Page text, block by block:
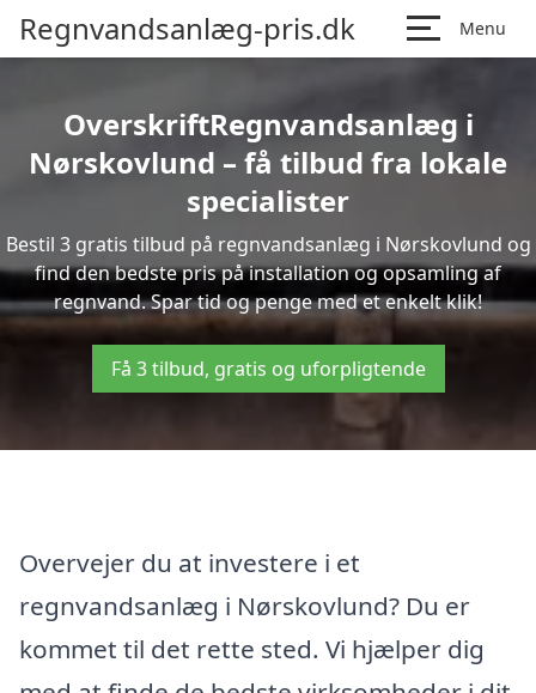
Regnvandsanlæg-pris.dk Menu
OverskriftRegnvandsanlæg i
Nørskovlund – få tilbud fra lokale
specialister
Bestil 3 gratis tilbud på regnvandsanlæg i Nørskovlund og
find den bedste pris på installation og opsamling af
regnvand. Spar tid og penge med et enkelt klik!
Få 3 tilbud, gratis og uforpligtende
Overvejer du at investere i et
regnvandsanlæg i Nørskovlund? Du er
kommet til det rette sted. Vi hjælper dig